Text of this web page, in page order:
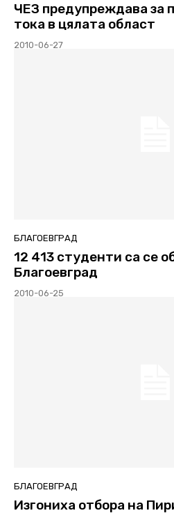
ЧЕЗ предупреждава за
тока в цялата област
2010-06-27
БЛАГОЕВГРАД
12 413 студенти са се
Благоевград
2010-06-25
БЛАГОЕВГРАД
Изгониха отбора на